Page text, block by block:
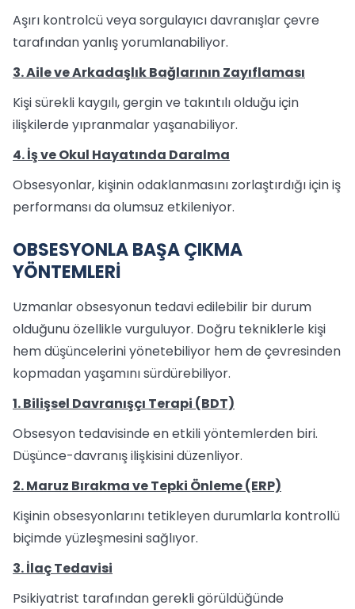
Aşırı kontrolcü veya sorgulayıcı davranışlar çevre
tarafından yanlış yorumlanabiliyor.
3. Aile ve Arkadaşlık Bağlarının Zayıflaması
Kişi sürekli kaygılı, gergin ve takıntılı olduğu için
ilişkilerde yıpranmalar yaşanabiliyor.
4. İş ve Okul Hayatında Daralma
Obsesyonlar, kişinin odaklanmasını zorlaştırdığı için iş
performansı da olumsuz etkileniyor.
OBSESYONLA BAŞA ÇIKMA
YÖNTEMLERİ
Uzmanlar obsesyonun tedavi edilebilir bir durum
olduğunu özellikle vurguluyor. Doğru tekniklerle kişi
hem düşüncelerini yönetebiliyor hem de çevresinden
kopmadan yaşamını sürdürebiliyor.
1. Bilişsel Davranışçı Terapi (BDT)
Obsesyon tedavisinde en etkili yöntemlerden biri.
Düşünce-davranış ilişkisini düzenliyor.
2. Maruz Bırakma ve Tepki Önleme (ERP)
Kişinin obsesyonlarını tetikleyen durumlarla kontrollü
biçimde yüzleşmesini sağlıyor.
3. İlaç Tedavisi
Psikiyatrist tarafından gerekli görüldüğünde